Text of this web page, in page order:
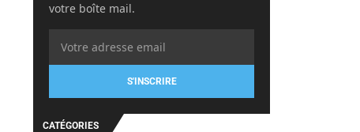
votre boîte mail.
S'INSCRIRE
CATÉGORIES